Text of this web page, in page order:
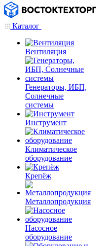
Каталог
Вентиляция
Генераторы, ИБП,
Солнечные
системы
Инструмент
Климатическое
оборудование
Крепёж
Металлопродукция
Насосное
оборудование